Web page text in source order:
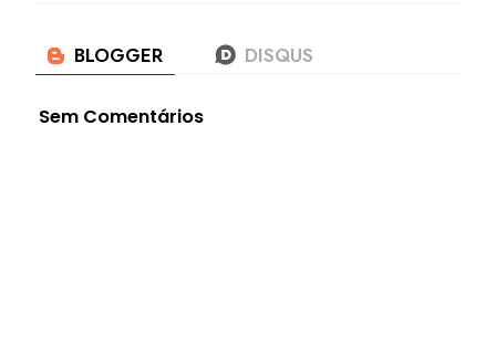
Sem Comentários